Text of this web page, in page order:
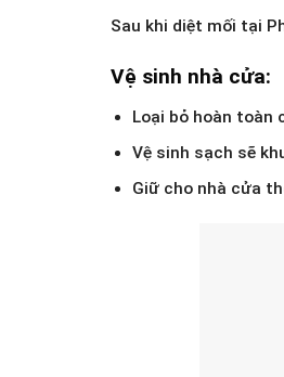
Sau khi diệt mối tại
Vệ sinh nhà cửa:
Loại bỏ hoàn toàn
Vệ sinh sạch sẽ
Giữ cho nhà cửa